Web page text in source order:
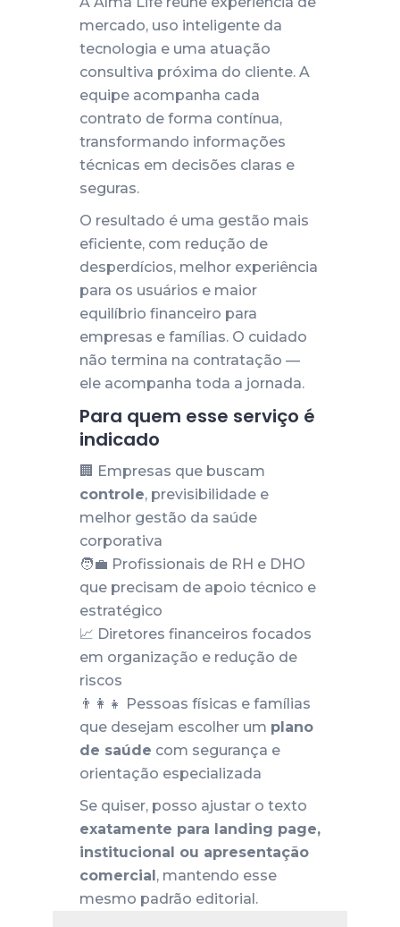
mercado, uso inteligente da
tecnologia e uma atuação
consultiva próxima do cliente. A
equipe acompanha cada
contrato de forma contínua,
transformando informações
técnicas em decisões claras e
seguras.
O resultado é uma gestão mais
eficiente, com redução de
desperdícios, melhor experiência
para os usuários e maior
equilíbrio financeiro para
empresas e famílias. O cuidado
não termina na contratação —
ele acompanha toda a jornada.
Para quem esse serviço é
indicado
🏢 Empresas que buscam
controle, previsibilidade e
melhor gestão da saúde
corporativa
🧑‍💼 Profissionais de RH e DHO
que precisam de apoio técnico e
estratégico
📈 Diretores financeiros focados
em organização e redução de
riscos
👨‍👩‍👧 Pessoas físicas e famílias
que desejam escolher um plano
de saúde com segurança e
orientação especializada
Se quiser, posso ajustar o texto
exatamente para landing page,
institucional ou apresentação
comercial, mantendo esse
mesmo padrão editorial.